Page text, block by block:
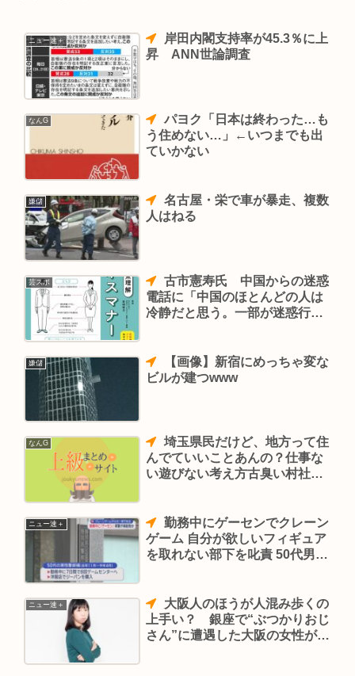
ニュー速＋
昇 ANN世論調査
なんG
パヨク「日本は終わった…も
う住めない…」←いつまでも出
ていかない
嫌儲
名古屋・栄で車が暴走、複数
人はねる
芸スポ
古市憲寿氏 中国からの迷惑
電話に「中国のほとんどの人は
冷静だと思う。一部が迷惑行為
嫌儲
ビルが建つwww
なんG
埼玉県民だけど、地方って住
んでていいことあんの？仕事な
い遊びない考え方古臭い村社会
ニュー速＋
勤務中にゲーセンでクレーン
ゲーム 自分が欲しいフィギュア
を取れない部下を叱責 50代男性
ニュー速＋
上手い？ 銀座で“ぶつかりおじ
さん”に遭遇した大阪の女性が感